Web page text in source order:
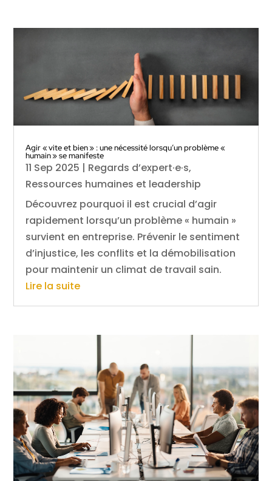
Agir « vite et bien » : une nécessité lorsqu’un problème «
humain » se manifeste
11 Sep 2025 | Regards d’expert·e·s,
Ressources humaines et leadership
Découvrez pourquoi il est crucial d’agir
rapidement lorsqu’un problème « humain »
survient en entreprise. Prévenir le sentiment
d’injustice, les conflits et la démobilisation
pour maintenir un climat de travail sain.
Lire la suite